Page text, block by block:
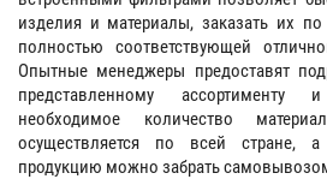
изделия и материалы, заказать их
полностью соответствующей
Опытные менеджеры предоставят
представленному ассортименту
необходимое количество
осуществляется по всей стране,
продукцию можно забрать